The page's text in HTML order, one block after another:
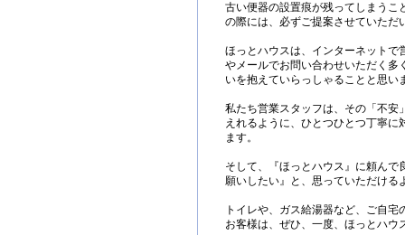
古い便器の設置痕が残ってしまうこ
の際には、必ずご提案させていただ
ほっとハウスは、インターネットで
やメールでお問い合わせいただく多
いを抱えていらっしゃることと思い
私たち営業スタッフは、その「不安
えれるように、ひとつひとつ丁寧に
ます。
そして、『ほっとハウス』に頼んで
願いしたい』と、思っていただける
トイレや、ガス給湯器など、ご自
お客様は、ぜひ、一度、ほっとハウ